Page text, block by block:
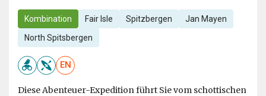
Kombination Fair Isle Spitzbergen Jan Mayen
North Spitsbergen
EN
Diese Abenteuer-Expedition führt Sie vom schottischen